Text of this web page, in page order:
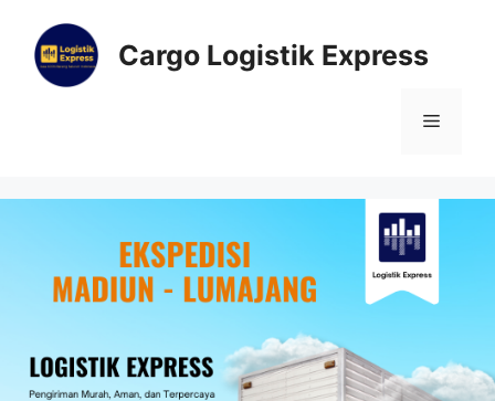
Cargo Logistik Express